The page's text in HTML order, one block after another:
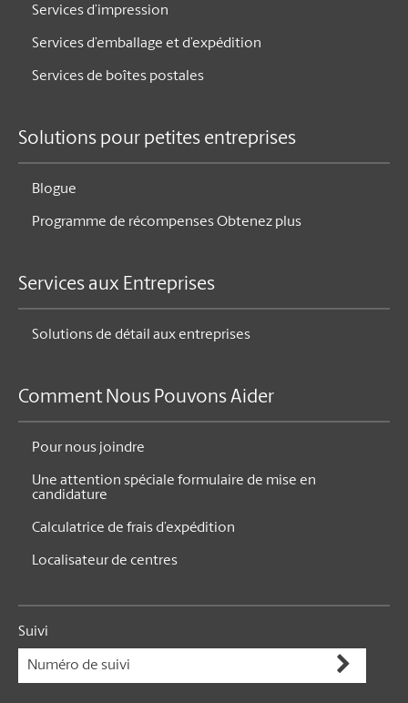
Services d’impression
Services d’emballage et d’expédition
Services de boîtes postales
Solutions pour petites entreprises
Blogue
Programme de récompenses Obtenez plus
Services aux Entreprises
Solutions de détail aux entreprises
Comment Nous Pouvons Aider
Pour nous joindre
Une attention spéciale formulaire de mise en
candidature
Calculatrice de frais d’expédition
Localisateur de centres
Suivi